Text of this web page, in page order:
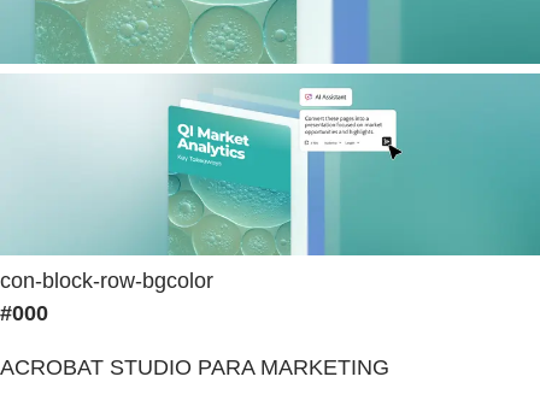
con-block-row-bgcolor
#000
ACROBAT STUDIO PARA MARKETING